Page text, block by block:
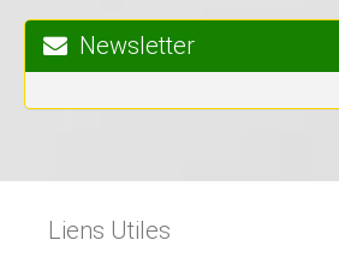
Newsletter
Liens Utiles